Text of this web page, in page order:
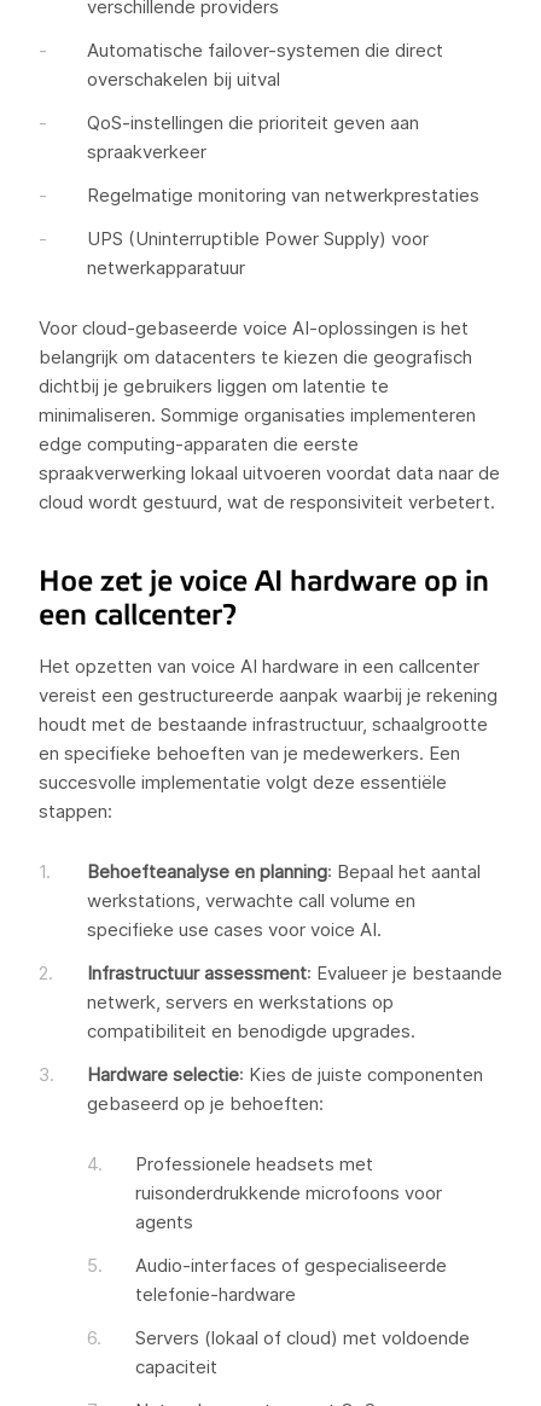
verschillende providers
Automatische failover-systemen die direct
overschakelen bij uitval
QoS-instellingen die prioriteit geven aan
spraakverkeer
Regelmatige monitoring van netwerkprestaties
UPS (Uninterruptible Power Supply) voor
netwerkapparatuur
Voor cloud-gebaseerde voice AI-oplossingen is het
belangrijk om datacenters te kiezen die geografisch
dichtbij je gebruikers liggen om latentie te
minimaliseren. Sommige organisaties implementeren
edge computing-apparaten die eerste
spraakverwerking lokaal uitvoeren voordat data naar de
cloud wordt gestuurd, wat de responsiviteit verbetert.
Hoe zet je voice AI hardware op in
een callcenter?
Het opzetten van voice AI hardware in een callcenter
vereist een gestructureerde aanpak waarbij je rekening
houdt met de bestaande infrastructuur, schaalgrootte
en specifieke behoeften van je medewerkers. Een
succesvolle implementatie volgt deze essentiële
stappen:
Behoefteanalyse en planning: Bepaal het aantal
werkstations, verwachte call volume en
specifieke use cases voor voice AI.
Infrastructuur assessment: Evalueer je bestaande
netwerk, servers en werkstations op
compatibiliteit en benodigde upgrades.
Hardware selectie: Kies de juiste componenten
gebaseerd op je behoeften:
Professionele headsets met
ruisonderdrukkende microfoons voor
agents
Audio-interfaces of gespecialiseerde
telefonie-hardware
Servers (lokaal of cloud) met voldoende
capaciteit